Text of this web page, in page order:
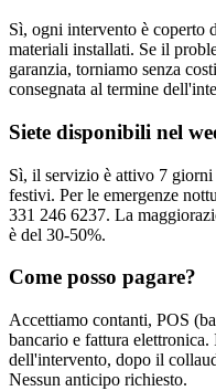
Sì, ogni intervento è coperto
materiali installati. Se il
garanzia, torniamo senza
consegnata al termine
Siete disponibili nel
Sì, il servizio è attivo 7
festivi. Per le emergenze
331 246 6237. La
è del 30-50%.
Come posso pagare?
Accettiamo contanti, POS
bancario e fattura
dell'intervento, dopo il
Nessun anticipo richiesto.